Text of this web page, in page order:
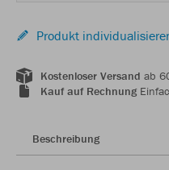
Produkt
Kostenloser Versand ab
Kauf auf Rechnung
Beschreibung